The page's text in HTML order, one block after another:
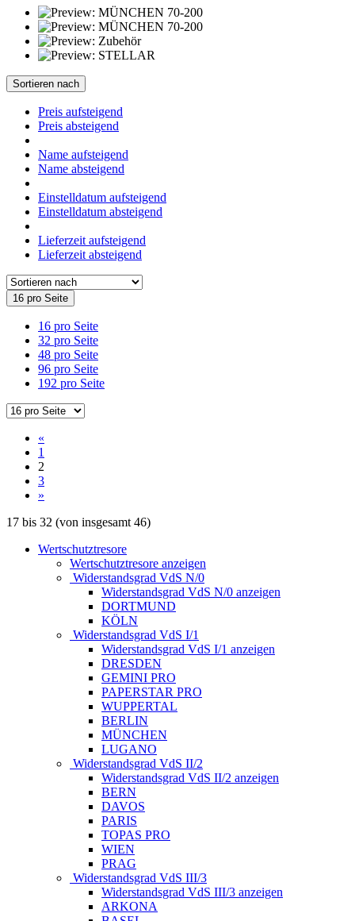
Sortieren nach
Preis aufsteigend
Preis absteigend
Name aufsteigend
Name absteigend
Einstelldatum aufsteigend
Einstelldatum absteigend
Lieferzeit aufsteigend
Lieferzeit absteigend
16 pro Seite
16 pro Seite
32 pro Seite
48 pro Seite
96 pro Seite
192 pro Seite
«
1
2
3
»
17 bis 32 (von insgesamt 46)
Wertschutztresore
Wertschutztresore anzeigen
Widerstandsgrad VdS N/0
Widerstandsgrad VdS N/0 anzeigen
DORTMUND
KÖLN
Widerstandsgrad VdS I/1
Widerstandsgrad VdS I/1 anzeigen
DRESDEN
GEMINI PRO
PAPERSTAR PRO
WUPPERTAL
BERLIN
MÜNCHEN
LUGANO
Widerstandsgrad VdS II/2
Widerstandsgrad VdS II/2 anzeigen
BERN
DAVOS
PARIS
TOPAS PRO
WIEN
PRAG
Widerstandsgrad VdS III/3
Widerstandsgrad VdS III/3 anzeigen
ARKONA